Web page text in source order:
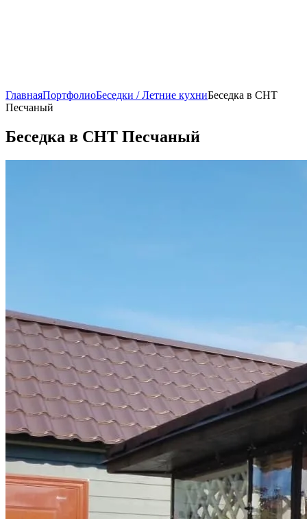
ГлавнаяПортфолиоБеседки / Летние кухниБеседка в СНТ
Песчаный
Беседка в СНТ Песчаный